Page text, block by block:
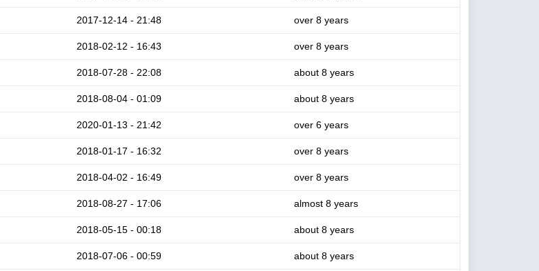
2017-12-14 - 21:48 over 8 years
2018-02-12 - 16:43 over 8 years
2018-07-28 - 22:08 about 8 years
2018-08-04 - 01:09 about 8 years
2020-01-13 - 21:42 over 6 years
2018-01-17 - 16:32 over 8 years
2018-04-02 - 16:49 over 8 years
2018-08-27 - 17:06 almost 8 years
2018-05-15 - 00:18 about 8 years
2018-07-06 - 00:59 about 8 years